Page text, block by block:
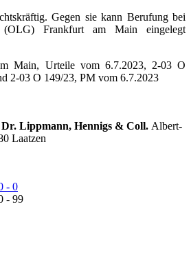
Gegen sie kann Berufung bei
(OLG) Frankfurt am Main eingelegt
Main, Urteile vom 6.7.2023, 2-03 O
2-03 O 149/23, PM vom 6.7.2023
Lippmann, Hennigs & Coll. Albert-
Laatzen
- 0
- 99